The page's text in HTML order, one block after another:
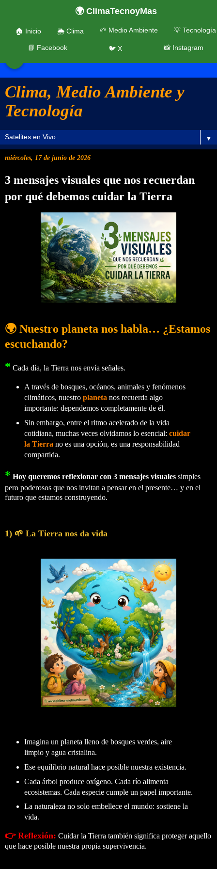
Clima, Medio Ambiente y
Tecnología
🌍 ClimaTecnoyMas
🏠 Inicio 🌦️ Clima 🌱 Medio Ambiente 💡 Tecnología
📘 Facebook 🐦 X 📸 Instagram
▼
miércoles, 17 de junio de 2026
3 mensajes visuales que nos recuerdan
por qué debemos cuidar la Tierra
🌍 Nuestro planeta nos habla… ¿Estamos
escuchando?
* Cada día, la Tierra nos envía señales.
A través de bosques, océanos, animales y fenómenos
climáticos, nuestro planetanos recuerda algo
importante: dependemos completamente de él.
Sin embargo, entre el ritmo acelerado de la vida
cotidiana, muchas veces olvidamos lo esencial: cuidar
la Tierra no es una opción, es una responsabilidad
compartida.
* Hoy queremos reflexionar con 3 mensajes visuales simples
pero poderosos que nos invitan a pensar en el presente… y en el
futuro que estamos construyendo.
1) 🌱 La Tierra nos da vida
Imagina un planeta lleno de bosques verdes, aire
limpio y agua cristalina.
Ese equilibrio natural hace posible nuestra existencia.
Cada árbol produce oxígeno. Cada río alimenta
ecosistemas. Cada especie cumple un papel importante.
La naturaleza no solo embellece el mundo: sostiene la
vida.
👉 Reflexión: Cuidar la Tierra también significa proteger aquello
que hace posible nuestra propia supervivencia.